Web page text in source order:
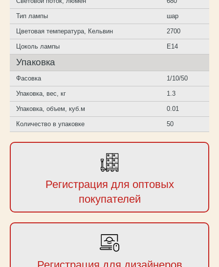
Тип лампы шар
Цветовая температура, Кельвин 2700
Цоколь лампы E14
Упаковка
Фасовка 1/10/50
Упаковка, вес, кг 1.3
Упаковка, объем, куб.м 0.01
Количество в упаковке 50
Регистрация для оптовых
покупателей